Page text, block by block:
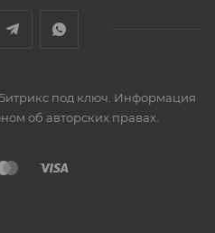
под ключ. Информация
об авторских правах.